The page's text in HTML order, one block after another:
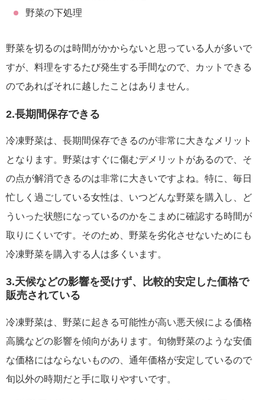
野菜の下処理
野菜を切るのは時間がかからないと思っている人が多いで
すが、料理をするたび発生する手間なので、カットできる
のであればそれに越したことはありません。
2.長期間保存できる
冷凍野菜は、長期間保存できるのが非常に大きなメリット
となります。野菜はすぐに傷むデメリットがあるので、そ
の点が解消できるのは非常に大きいですよね。特に、毎日
忙しく過ごしている女性は、いつどんな野菜を購入し、ど
ういった状態になっているのかをこまめに確認する時間が
取りにくいです。そのため、野菜を劣化させないためにも
冷凍野菜を購入する人は多くいます。
3.天候などの影響を受けず、比較的安定した価格で
販売されている
冷凍野菜は、野菜に起きる可能性が高い悪天候による価格
高騰などの影響を傾向があります。旬物野菜のような安価
な価格にはならないものの、通年価格が安定しているので
旬以外の時期だと手に取りやすいです。